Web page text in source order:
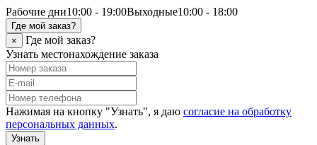
Рабочие дни10:00 - 19:00Выходные10:00 - 18:00
Где мой заказ?
×
Где мой заказ?
Узнать местонахождение заказа
Нажимая на кнопку "Узнать", я даю согласие на обработку
персональных данных.
Узнать